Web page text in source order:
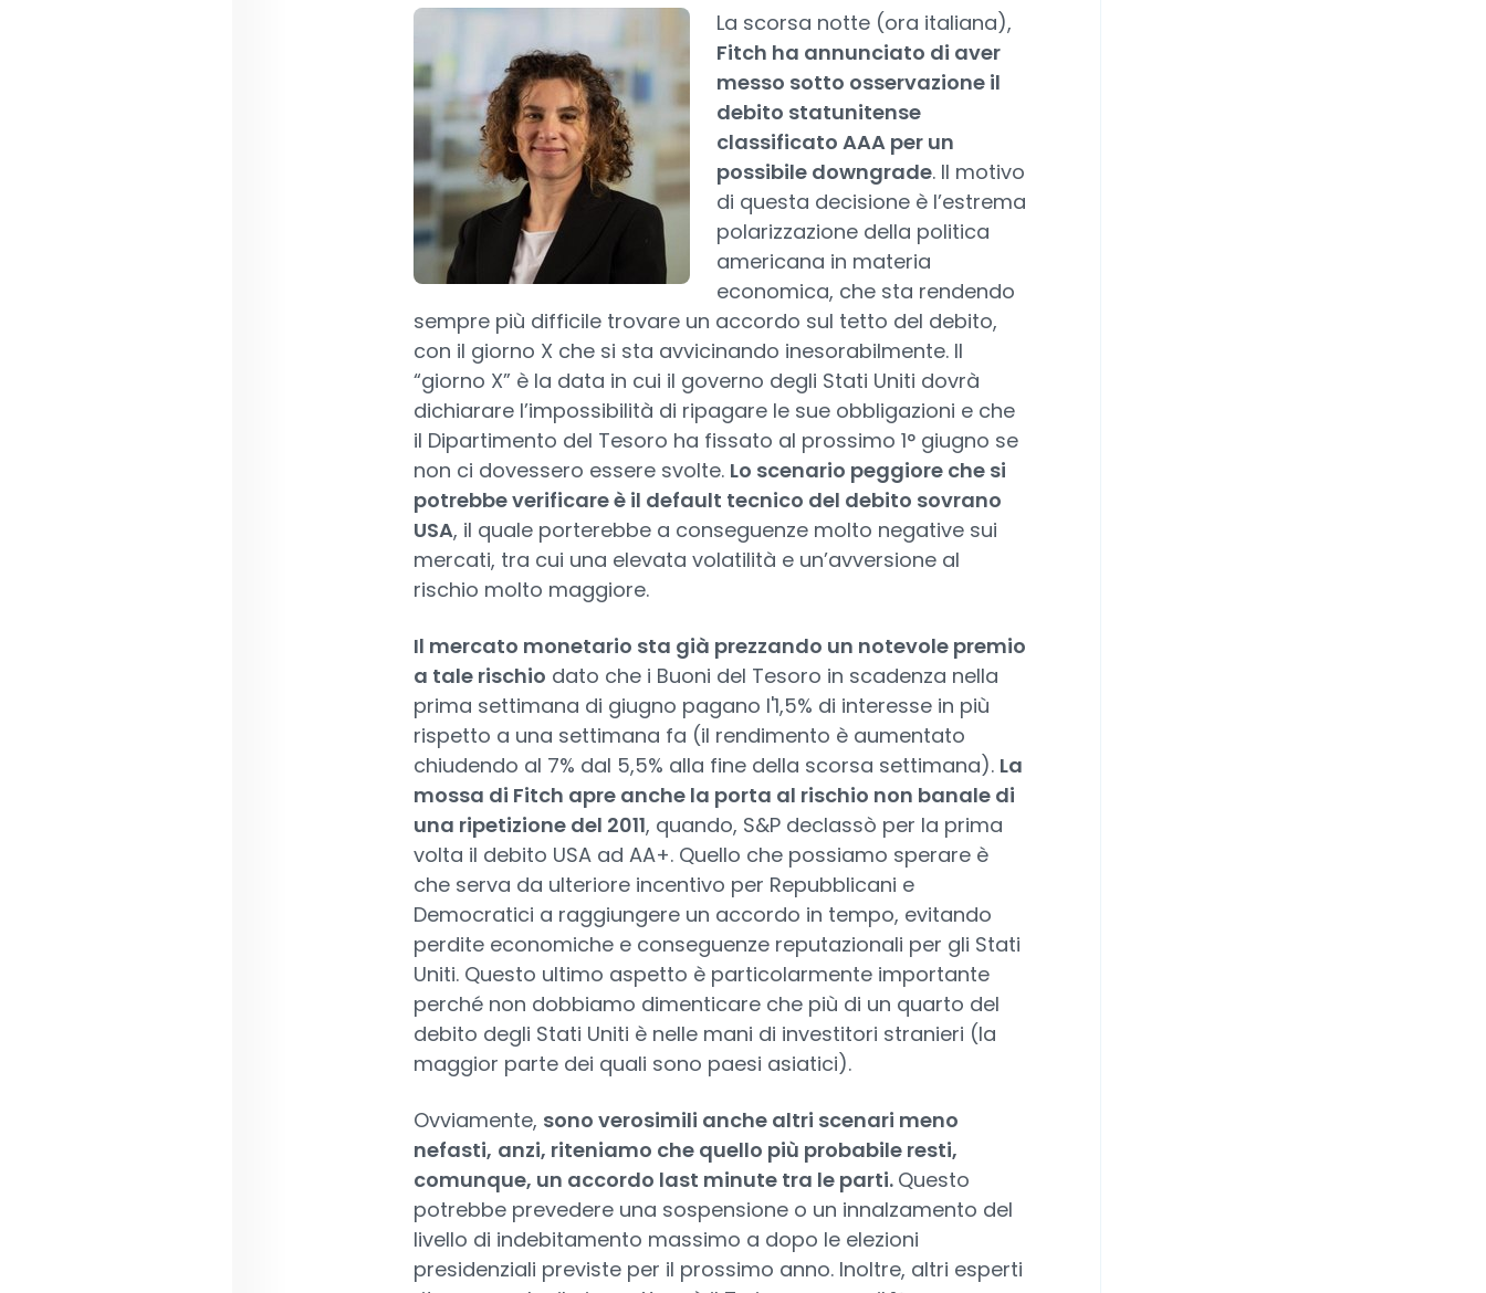
La scorsa notte (ora italiana),
Fitch ha annunciato di aver
messo sotto osservazione il
debito statunitense
classificato AAA per un
possibile downgrade. Il motivo
di questa decisione è l’estrema
polarizzazione della politica
americana in materia
economica, che sta rendendo
sempre più difficile trovare un accordo sul tetto del debito,
con il giorno X che si sta avvicinando inesorabilmente. Il
“giorno X” è la data in cui il governo degli Stati Uniti dovrà
dichiarare l’impossibilità di ripagare le sue obbligazioni e che
il Dipartimento del Tesoro ha fissato al prossimo 1° giugno se
non ci dovessero essere svolte. Lo scenario peggiore che si
potrebbe verificare è il default tecnico del debito sovrano
USA, il quale porterebbe a conseguenze molto negative sui
mercati, tra cui una elevata volatilità e un’avversione al
rischio molto maggiore.
Il mercato monetario sta già prezzando un notevole premio
a tale rischio dato che i Buoni del Tesoro in scadenza nella
prima settimana di giugno pagano l'1,5% di interesse in più
rispetto a una settimana fa (il rendimento è aumentato
chiudendo al 7% dal 5,5% alla fine della scorsa settimana). La
mossa di Fitch apre anche la porta al rischio non banale di
una ripetizione del 2011, quando, S&P declassò per la prima
volta il debito USA ad AA+. Quello che possiamo sperare è
che serva da ulteriore incentivo per Repubblicani e
Democratici a raggiungere un accordo in tempo, evitando
perdite economiche e conseguenze reputazionali per gli Stati
Uniti. Questo ultimo aspetto è particolarmente importante
perché non dobbiamo dimenticare che più di un quarto del
debito degli Stati Uniti è nelle mani di investitori stranieri (la
maggior parte dei quali sono paesi asiatici).
Ovviamente, sono verosimili anche altri scenari meno
nefasti, anzi, riteniamo che quello più probabile resti,
comunque, un accordo last minute tra le parti. Questo
potrebbe prevedere una sospensione o un innalzamento del
livello di indebitamento massimo a dopo le elezioni
presidenziali previste per il prossimo anno. Inoltre, altri esperti